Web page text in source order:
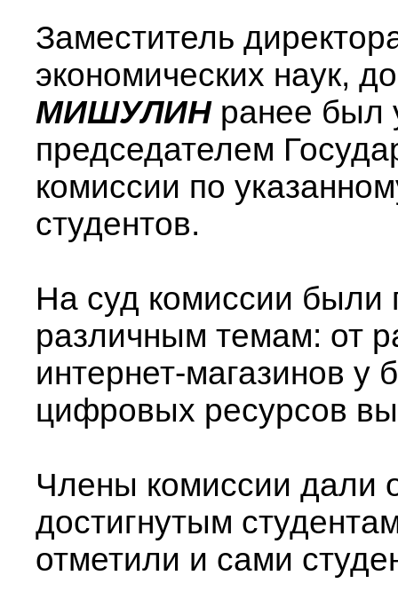
Заместитель
экономических наук,
МИШУЛИНранее был
председателем
комиссии по
студентов.
На суд комиссии были
различным темам: от
интернет-магазинов у
цифровых ресурсов
Члены комиссии дали
достигнутым
отметили и сами